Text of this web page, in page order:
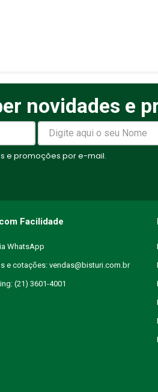
novidades e
e promoções por e-mail.
Facilidade
WhatsApp
e cotações: vendas@bisturi.com.br
(21) 3601-4001